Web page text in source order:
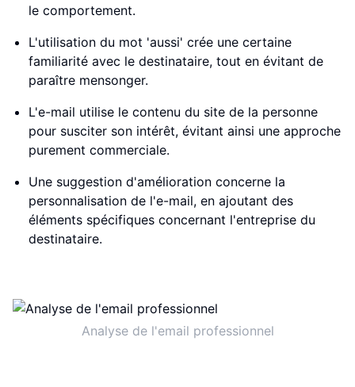
le comportement.
L'utilisation du mot 'aussi' crée une certaine
familiarité avec le destinataire, tout en évitant de
paraître mensonger.
L'e-mail utilise le contenu du site de la personne
pour susciter son intérêt, évitant ainsi une approche
purement commerciale.
Une suggestion d'amélioration concerne la
personnalisation de l'e-mail, en ajoutant des
éléments spécifiques concernant l'entreprise du
destinataire.
Analyse de l'email professionnel